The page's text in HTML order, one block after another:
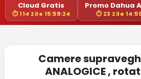
Cloud Gratis
⏱ 114 Zile 15:59:23
Promo Dahua
⏱ 23 Zile
Camere
ANALOGICE ,